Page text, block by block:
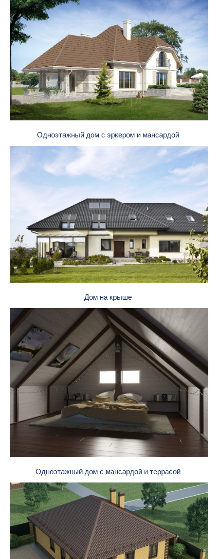
Одноэтажный дом с эркером и мансардой
Дом на крыше
Одноэтажный дом с мансардой и террасой